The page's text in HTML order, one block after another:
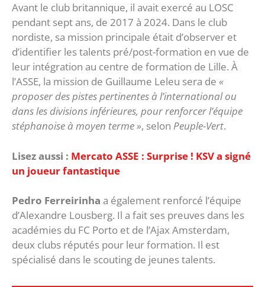
Avant le club britannique, il avait exercé au LOSC
pendant sept ans, de 2017 à 2024. Dans le club
nordiste, sa mission principale était d’observer et
d’identifier les talents pré/post-formation en vue de
leur intégration au centre de formation de Lille. À
l’ASSE, la mission de Guillaume Leleu sera de «
proposer des pistes pertinentes à l’international ou
dans les divisions inférieures, pour renforcer l’équipe
stéphanoise à moyen terme », selon Peuple-Vert.
Lisez aussi : Mercato ASSE : Surprise ! KSV a signé
un joueur fantastique
Pedro Ferreirinha a également renforcé l’équipe
d’Alexandre Lousberg. Il a fait ses preuves dans les
académies du FC Porto et de l’Ajax Amsterdam,
deux clubs réputés pour leur formation. Il est
spécialisé dans le scouting de jeunes talents.